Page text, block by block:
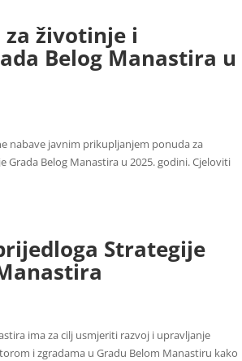
za životinje i
Belog Manastira u
nabave javnim prikupljanjem ponuda za
Grada Belog Manastira u 2025. godini. Cjeloviti
Strategije
ima za cilj usmjeriti razvoj i upravljanje
i zgradama u Gradu Belom Manastiru kako